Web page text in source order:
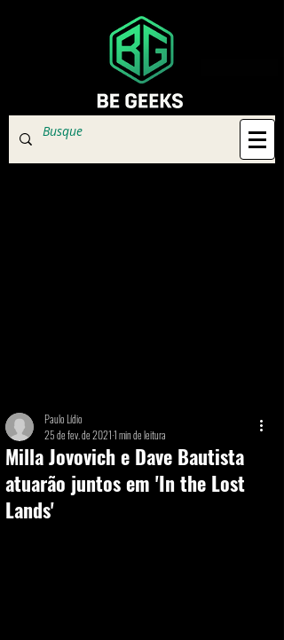
Milla Jovovich e Dave Bautista
atuarão juntos em 'In the Lost
Lands'
Paulo Lídio
25 de fev. de 20211 min de leitura